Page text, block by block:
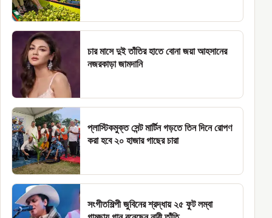
চার মাসে দুই তাঁতির হাতে বোনা জয়া আহসানের
নজরকাড়া জামদানি
প্লাস্টিকমুক্ত সেন্ট মার্টিন গড়তে তিন দিনে রোপণ
করা হবে ২০ হাজার গাছের চারা
সংগীতশিল্পী জুবিনের শ্রদ্ধায় ২৫ ফুট লম্বা